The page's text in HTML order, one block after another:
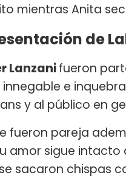
mientras Anita
de
Lanzanifueron
e
y al público en
fueron pareja
amor sigue
sacaron chispas